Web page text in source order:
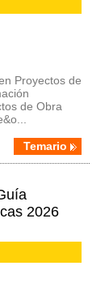
Proyectos de
de Obra
Temario
2026